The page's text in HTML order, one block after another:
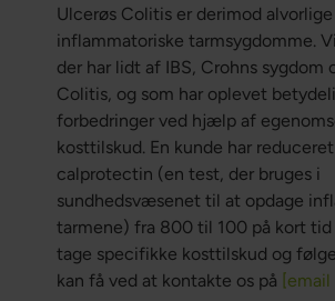
Ulcerøs Colitis er derimod alvorlige
inflammatoriske tarmsygdomme.
der har lidt af IBS, Crohns sygdom
Colitis, og som har oplevet
forbedringer ved hjælp af
kosttilskud. En kunde har
calprotectin (en test, der bruges i
sundhedsvæsenet til at opdage
tarmene) fra 800 til 100 på kort
tage specifikke kosttilskud og
kan få ved at kontakte os på